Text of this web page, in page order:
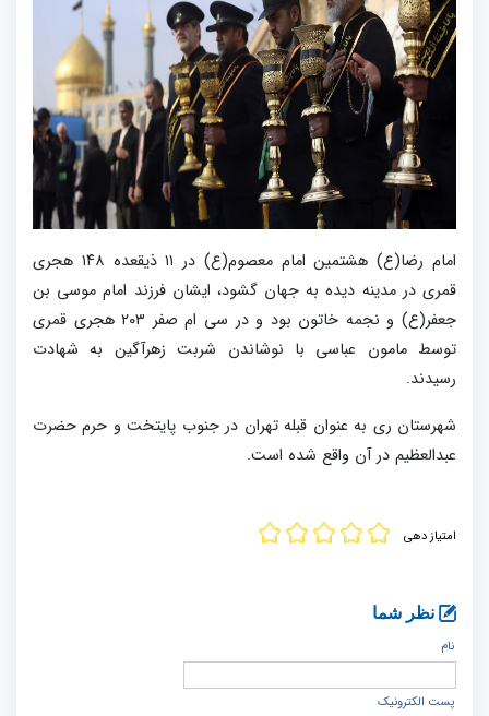
امام رضا(ع) هشتمین امام معصوم(ع) در ۱۱ ذیقعده ۱۴۸ هجری
قمری در مدینه دیده به جهان گشود، ایشان فرزند امام موسی بن
جعفر(ع) و نجمه خاتون بود و در سی ام صفر ۲۰۳ هجری قمری
توسط مامون عباسی با نوشاندن شربت زهرآگین به شهادت
رسیدند.
شهرستان ری به عنوان قبله تهران در جنوب پایتخت و حرم حضرت
عبدالعظیم در آن واقع شده است.
امتیاز دهی
نظر شما
نام
پست الكترونيک